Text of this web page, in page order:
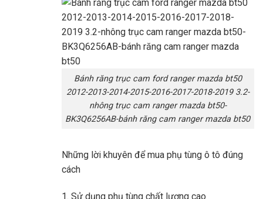
Bánh răng trục cam ford ranger mazda bt50
2012-2013-2014-2015-2016-2017-2018-2019 3.2-
nhông trục cam ranger mazda bt50-
BK3Q6256AB-bánh răng cam ranger mazda bt50
Những lời khuyên để mua phụ tùng ô tô đúng
cách
1. Sử dụng phụ tùng chất lượng cao